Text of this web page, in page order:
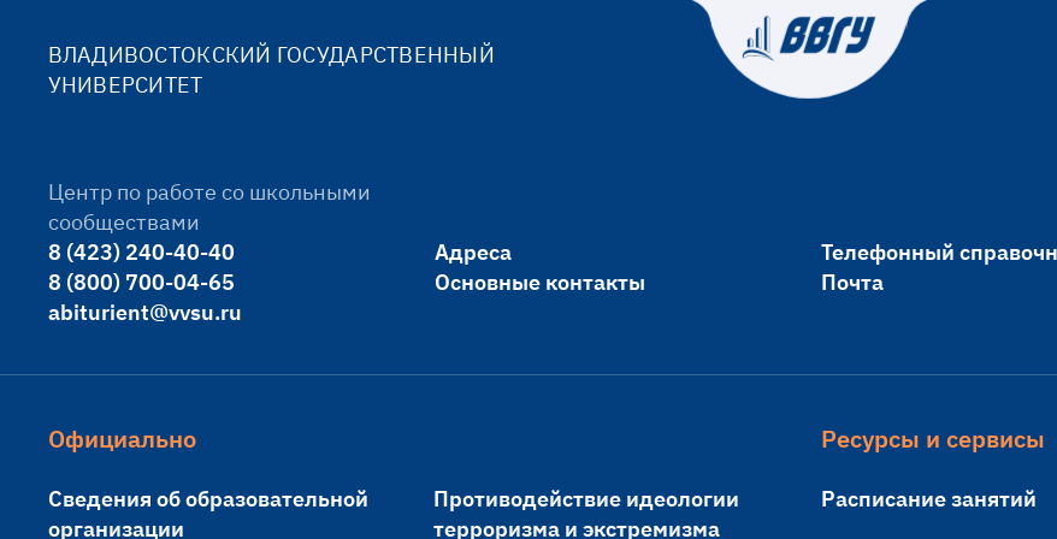
ВЛАДИВОСТОКСКИЙ ГОСУДАРСТВЕННЫЙ
УНИВЕРСИТЕТ
Центр по работе со школьными
сообществами
8 (423) 240-40-40
8 (800) 700-04-65
abiturient@vvsu.ru
Адреса
Основные контакты
Телефонный
Почта
Официально
Сведения об образовательной
организации
Противодействие идеологии
терроризма и экстремизма
Ресурсы и сервисы
Расписание занятий